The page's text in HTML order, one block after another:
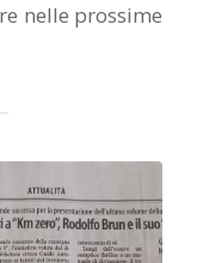
nelle prossime